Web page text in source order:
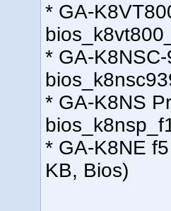
* GA-
* GA-
* GA-K8NS
* GA-K8NE
KB, Bios)